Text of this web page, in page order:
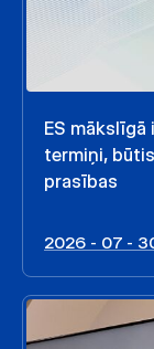
ES
termiņi,
prasības
2026 - 07 -